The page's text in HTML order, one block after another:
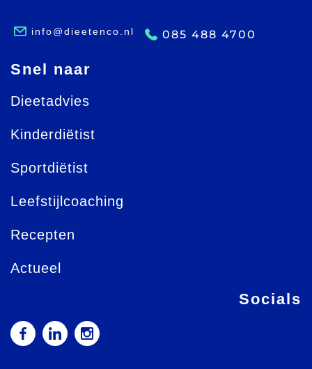
info@dieetenco.nl 085 488 4700
Snel naar
Dieetadvies
Kinderdiëtist
Sportdiëtist
Leefstijlcoaching
Recepten
Actueel
Socials